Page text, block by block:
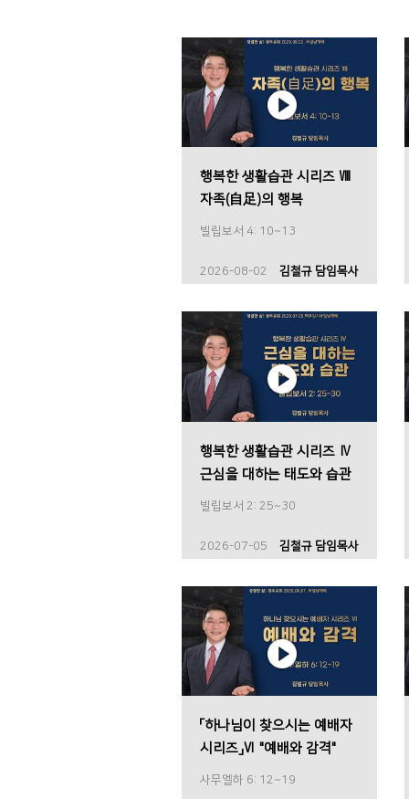
행복한 생활습관 시리즈 Ⅷ
자족(自足)의 행복
빌립보서 4: 10~13
2026-08-02 김철규 담임목사
행복한 생활습관 시리즈 Ⅳ
근심을 대하는 태도와 습관
빌립보서 2: 25~30
2026-07-05 김철규 담임목사
「하나님이 찾으시는 예배자
시리즈」Ⅵ "예배와 감격"
사무엘하 6: 12~19